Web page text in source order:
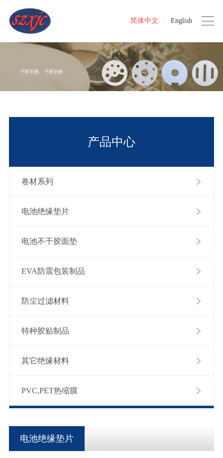
简体中文 English
产品中心
卷材系列
电池绝缘垫片
电池不干胶面垫
EVA防震包装制品
防尘过滤材料
特种胶贴制品
其它绝缘材料
PVC,PET热缩膜
电池绝缘垫片